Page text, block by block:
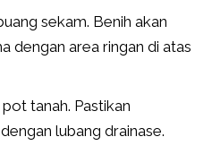
sekam. Benih akan
dengan area ringan di atas
tanah. Pastikan
dengan lubang drainase.